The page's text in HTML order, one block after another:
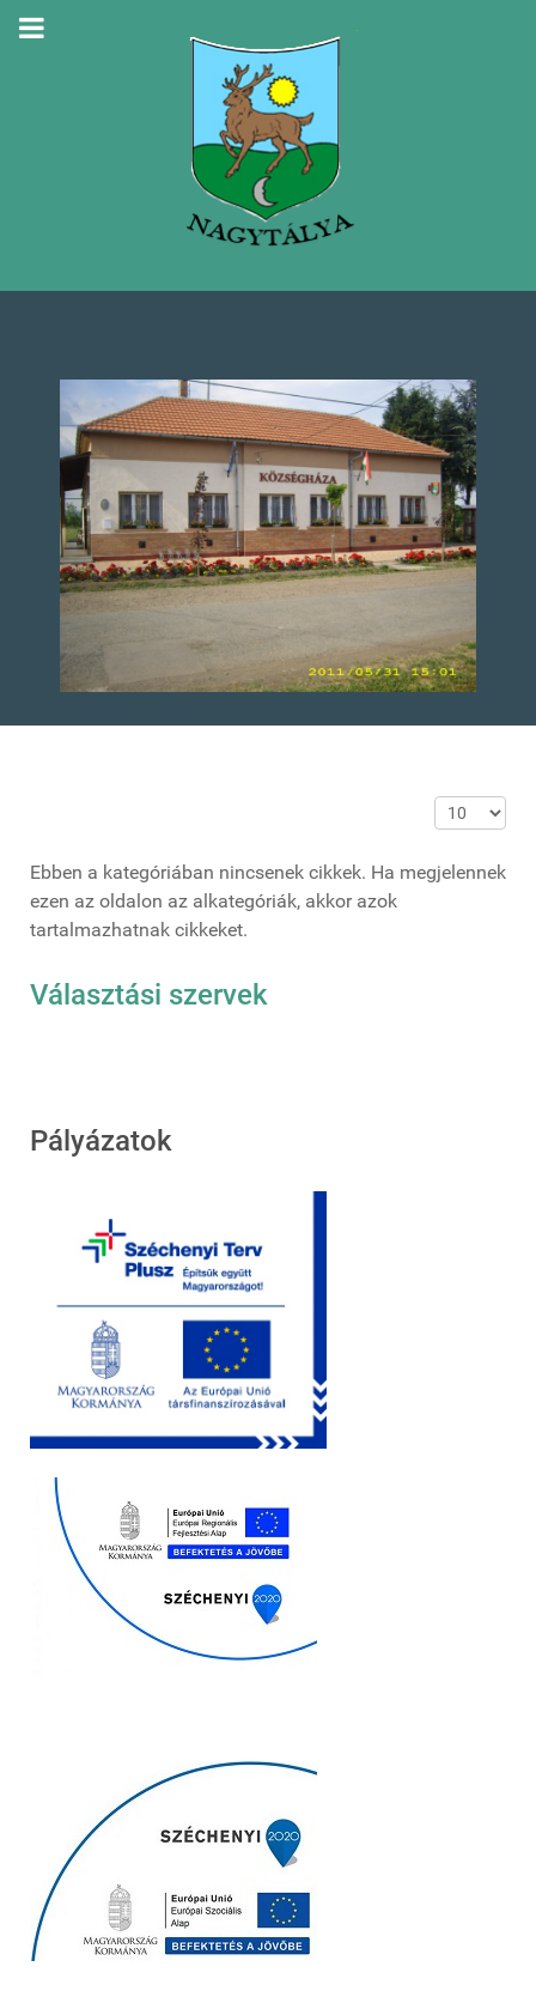
Tételek #
Ebben a kategóriában nincsenek cikkek. Ha megjelennek
ezen az oldalon az alkategóriák, akkor azok
tartalmazhatnak cikkeket.
Választási szervek
Pályázatok